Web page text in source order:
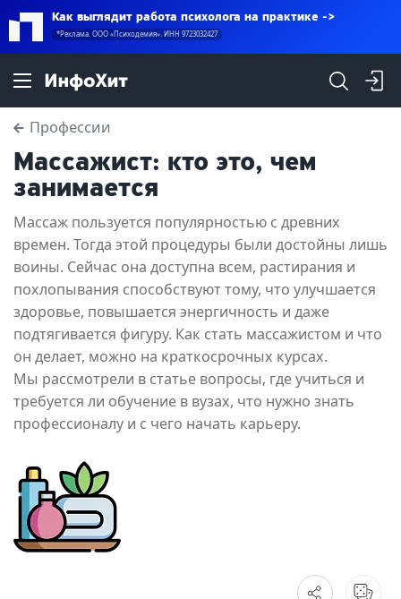
Как выглядит работа психолога на практике
*Реклама. ООО «Психодемия». ИНН 9723032427
Профессии
Массажист: кто это, чем
занимается
Массаж пользуется популярностью с древних
времен. Тогда этой процедуры были достойны лишь
воины. Сейчас она доступна всем, растирания и
похлопывания способствуют тому, что улучшается
здоровье, повышается энергичность и даже
подтягивается фигуру. Как стать массажистом и что
он делает, можно на краткосрочных курсах.
Мы рассмотрели в статье вопросы, где учиться и
требуется ли обучение в вузах, что нужно знать
профессионалу и с чего начать карьеру.